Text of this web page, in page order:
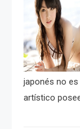
japonés no
artístico